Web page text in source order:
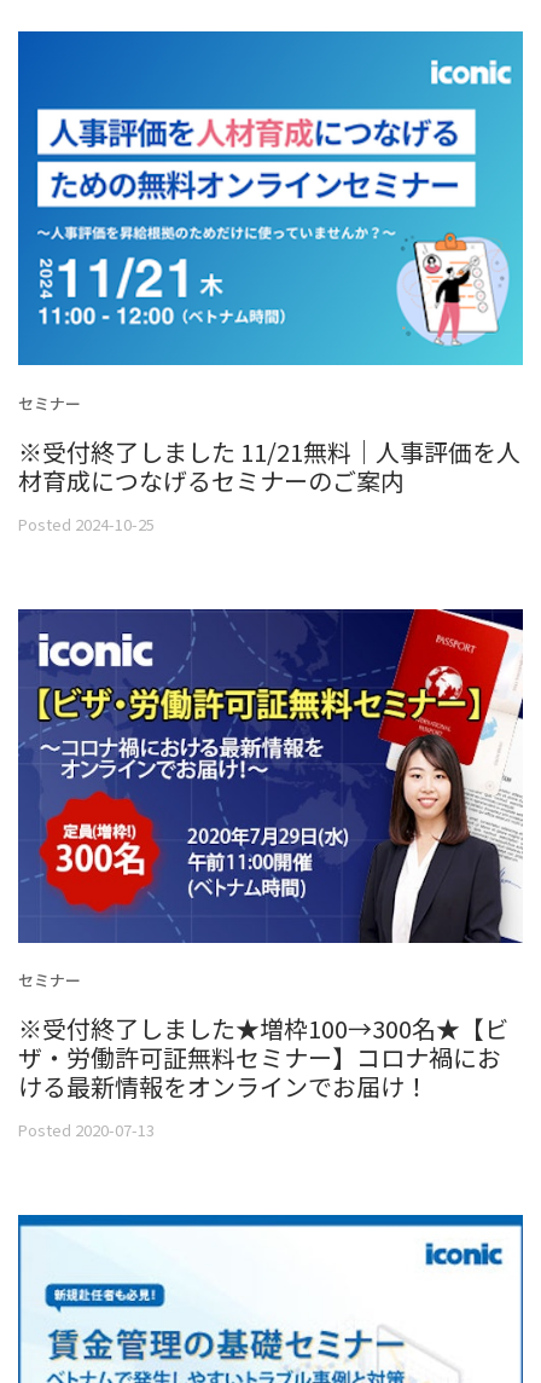
セミナー
※受付終了しました 11/21無料｜人事評価を人
材育成につなげるセミナーのご案内
Posted 2024-10-25
セミナー
※受付終了しました★増枠100→300名★【ビ
ザ・労働許可証無料セミナー】コロナ禍にお
ける最新情報をオンラインでお届け！
Posted 2020-07-13